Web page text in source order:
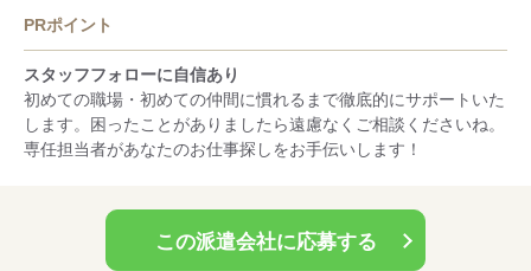
PRポイント
スタッフフォローに自信あり
初めての職場・初めての仲間に慣れるまで徹底的にサポートいた
します。困ったことがありましたら遠慮なくご相談くださいね。
専任担当者があなたのお仕事探しをお手伝いします！
この派遣会社に応募する